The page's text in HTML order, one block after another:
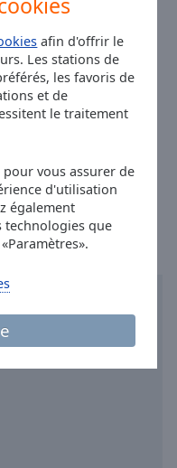
afin d'offrir le
Les stations de
les favoris de
et de
le traitement
pour vous assurer de
d'utilisation
également
technologies que